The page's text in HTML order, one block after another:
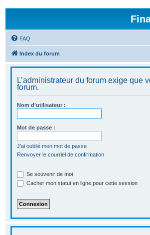
FAQ
Index du forum
L’administrateur du forum exige que
forum.
Nom d’utilisateur :
Mot de passe :
J’ai oublié mon mot de passe
Renvoyer le courriel de confirmation
Se souvenir de moi
Cacher mon statut en ligne pour cette session